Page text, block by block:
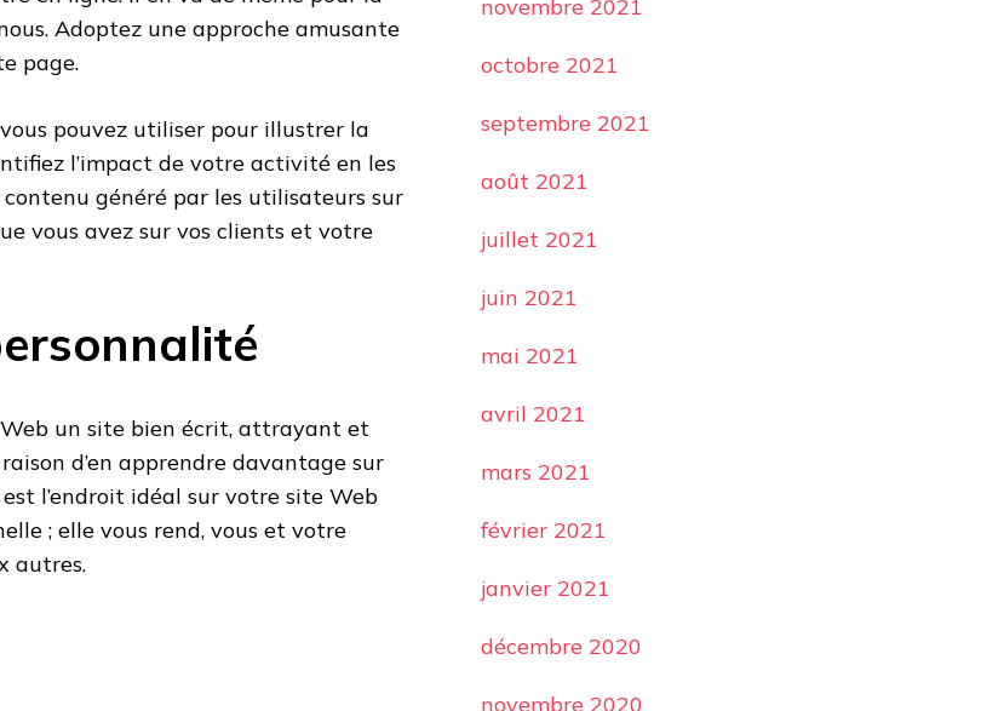
Adoptez une approche amusante
page.
pouvez utiliser pour illustrer la
l’impact de votre activité en les
généré par les utilisateurs sur
vous avez sur vos clients et votre
un site bien écrit, attrayant et
d’en apprendre davantage sur
l’endroit idéal sur votre site Web
; elle vous rend, vous et votre
autres.
novembre 2021
octobre 2021
septembre 2021
août 2021
juillet 2021
juin 2021
mai 2021
avril 2021
mars 2021
février 2021
janvier 2021
décembre 2020
novembre 2020